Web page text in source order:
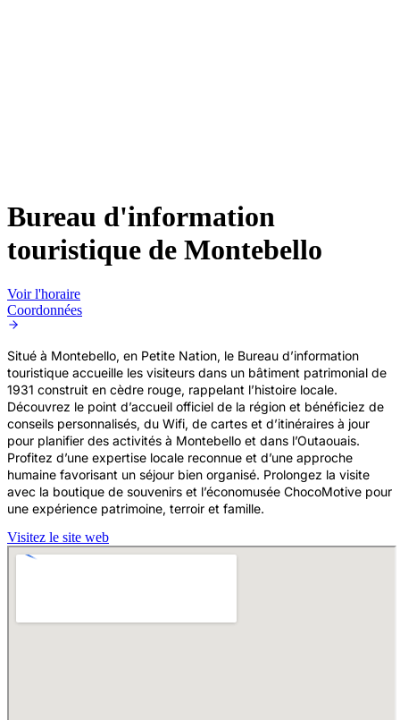
Bureau d'information
touristique de Montebello
Voir l'horaire
Coordonnées
Situé à Montebello, en Petite Nation, le Bureau d’information
touristique accueille les visiteurs dans un bâtiment patrimonial de
1931 construit en cèdre rouge, rappelant l’histoire locale.
Découvrez le point d’accueil officiel de la région et bénéficiez de
conseils personnalisés, du Wifi, de cartes et d’itinéraires à jour
pour planifier des activités à Montebello et dans l’Outaouais.
Profitez d’une expertise locale reconnue et d’une approche
humaine favorisant un séjour bien organisé. Prolongez la visite
avec la boutique de souvenirs et l’économusée ChocoMotive pour
une expérience patrimoine, terroir et famille.
Visitez le site web